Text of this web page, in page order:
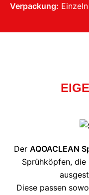
Verpackung:
Der AQOACLEAN
Sprühköpfen,
Diese passen